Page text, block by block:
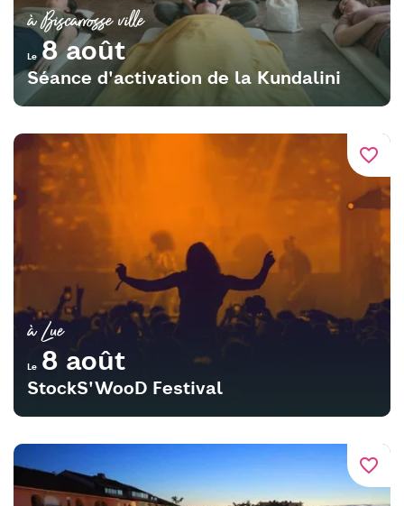
à Biscarrosse ville
Le8 août
Séance d'activation de la Kundalini
favorite_border
à Lue
Le8 août
StockS'WooD Festival
favorite_border